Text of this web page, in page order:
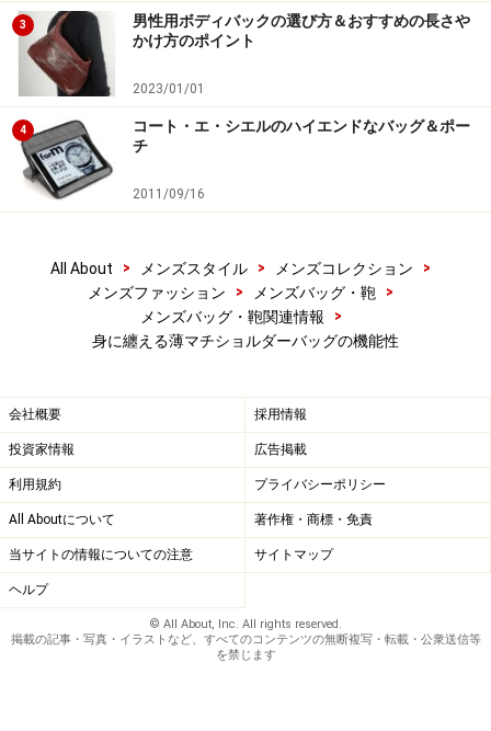
3
男性用ボディバックの選び方＆おすすめの長さや
かけ方のポイント
2023/01/01
4
コート・エ・シエルのハイエンドなバッグ＆ポー
チ
2011/09/16
All About > メンズスタイル > メンズコレクション
>
メンズファッション
> メンズバッグ・鞄
>
メンズバッグ・鞄関連情報
>
身に纏える薄マチショルダーバッグの機能性
会社概要 採用情報
投資家情報 広告掲載
利用規約 プライバシーポリシー
All Aboutについて 著作権・商標・免責
当サイトの情報についての注意 サイトマップ
ヘルプ
© All About, Inc. All rights reserved.
掲載の記事・写真・イラストなど、すべてのコンテンツの無断複写・転載・公衆送信等
を禁じます